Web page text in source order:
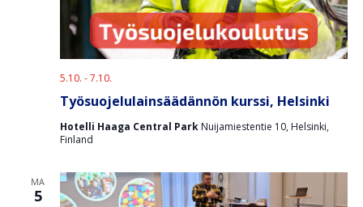
Työsuojelulainsäädännön kurssi, Helsinki
5.10. -7.10.
Hotelli Haaga Central Park Nuijamiestentie 10, Helsinki,
Finland
MA
5